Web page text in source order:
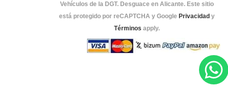
Vehículos de la DGT. Desguace en Alicante. Este sitio
está protegido por reCAPTCHA y Google Privacidad y
Términos apply.